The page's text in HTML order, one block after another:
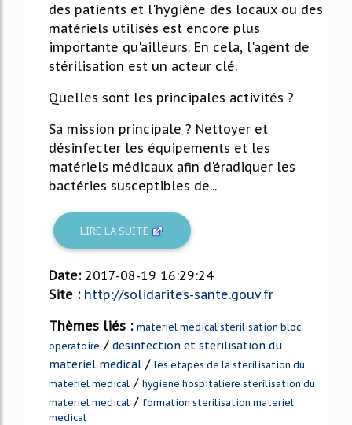
des patients et l'hygiène des locaux ou des
matériels utilisés est encore plus
importante qu'ailleurs. En cela, l'agent de
stérilisation est un acteur clé.
Quelles sont les principales activités ?
Sa mission principale ? Nettoyer et
désinfecter les équipements et les
matériels médicaux afin d'éradiquer les
bactéries susceptibles de...
LIRE LA SUITE
Date: 2017-08-19 16:29:24
Site : http://solidarites-sante.gouv.fr
Thèmes liés : materiel medical sterilisation bloc
operatoire / desinfection et sterilisation du
materiel medical / les etapes de la sterilisation du
materiel medical / hygiene hospitaliere sterilisation du
materiel medical / formation sterilisation materiel
medical